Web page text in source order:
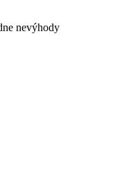
nevýhody